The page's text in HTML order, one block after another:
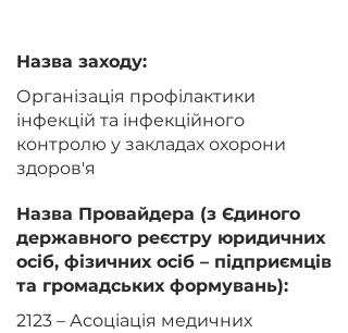
Назва заходу:
Організація профілактики
інфекцій та інфекційного
контролю у закладах охорони
здоров'я
Назва Провайдера (з Єдиного
державного реєстру юридичних
осіб, фізичних осіб – підприємців
та громадських формувань):
2123 – Асоціація медичних